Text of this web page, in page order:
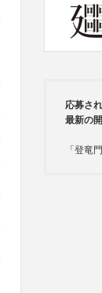
応募さ
最新の
「登竜